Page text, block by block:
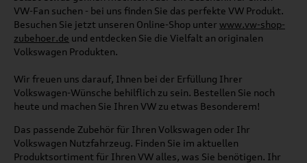
VW-Fan suchen - bei uns finden Sie das perfekte VW Produkt.
Besuchen Sie jetzt unseren Online-Shop unter www.vw-shop-
zubehoer.de und entdecken Sie die Vielfalt an originalen
Volkswagen Produkten.
Wir freuen uns darauf, Ihnen bei der Erfüllung Ihrer
Volkswagen-Wünsche behilflich zu sein. Bestellen Sie noch
heute und machen Sie Ihren VW zu etwas Besonderem!
Das passende Zubehör für Ihren Volkswagen oder Ihr
Volkswagen Nutzfahrzeug. Finden Sie im aktuellen
Produktsortiment für Ihren VW alles, was Sie benötigen. Ihr